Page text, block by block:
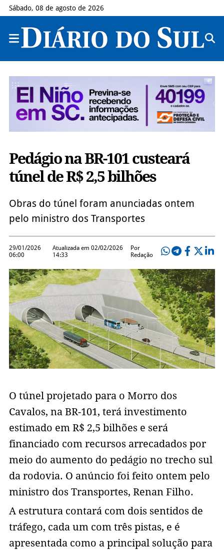
Sábado, 08 de agosto de 2026
Pedágio na BR-101 custeará
túnel de R$ 2,5 bilhões
Obras do túnel foram anunciadas ontem
pelo ministro dos Transportes
29/01/2026
06:00
Atualizada em 02/02/2026
14:33
Por
Redação
O túnel projetado para o Morro dos
Cavalos, na BR-101, terá investimento
estimado em R$ 2,5 bilhões e será
financiado com recursos arrecadados por
meio do aumento do pedágio no trecho sul
da rodovia. O anúncio foi feito ontem pelo
ministro dos Transportes, Renan Filho.
A estrutura contará com dois sentidos de
tráfego, cada um com três pistas, e é
apresentada como a principal solução para